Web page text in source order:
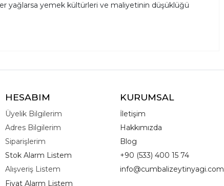
yağlarsa yemek kültürleri ve maliyetinin düşüklüğü
HESABIM
Üyelik Bilgilerim
Adres Bilgilerim
Siparişlerim
Stok Alarm Listem
Alışveriş Listem
Fiyat Alarm Listem
KURUMSAL
İletişim
Hakkımızda
Blog
+90 (533) 400 15 74
info@cumbalizeytinyagi.com